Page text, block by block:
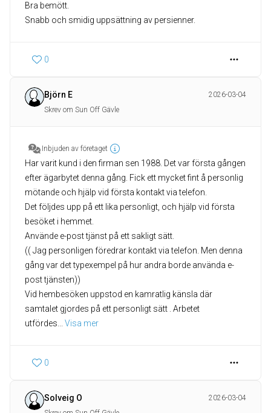
Bra bemött.
Snabb och smidig uppsättning av persienner.
0
Björn E
2026-03-04
Skrev om Sun Off Gävle
Inbjuden av företaget
Har varit kund i den firman sen 1988. Det var första gången
efter ägarbytet denna gång. Fick ett mycket fint å personlig
mötande och hjälp vid första kontakt via telefon.
Det följdes upp på ett lika personligt, och hjälp vid första
besöket i hemmet.
Använde e-post tjänst på ett sakligt sätt.
(( Jag personligen föredrar kontakt via telefon. Men denna
gång var det typexempel på hur andra borde använda e-
post tjänsten))
Vid hembesöken uppstod en kamratlig känsla där
samtalet gjordes på ett personligt sätt . Arbetet
utfördes
Visa mer
0
Solveig O
2026-03-04